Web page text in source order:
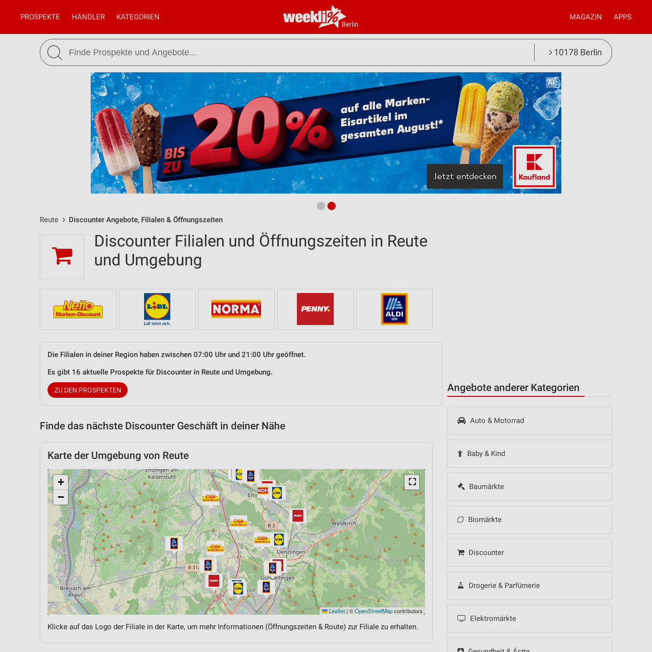
Berlin
PROSPEKTE HÄNDLER KATEGORIEN MAGAZIN APPS
10178 Berlin
Reute Discounter Angebote, Filialen & Öffnungszeiten
Angebote anderer Kategorien
Auto & Motorrad
Baby & Kind
Baumärkte
Biomärkte
Discounter
Drogerie & Parfümerie
Elektromärkte
Discounter Filialen und Öffnungszeiten in Reute
und Umgebung
Die Filialen in deiner Region haben zwischen 07:00 Uhr und 21:00 Uhr geöffnet.
Es gibt 16 aktuelle Prospekte für Discounter in Reute und Umgebung.
ZU DEN PROSPEKTEN
Finde das nächste Discounter Geschäft in deiner Nähe
Karte der Umgebung von Reute
⛶
+
−
Leaflet | ©OpenStreetMapcontributors
Klicke auf das Logo der Filiale in der Karte, um mehr Informationen (Öffnungszeiten & Route) zur Filiale zu erhalten.